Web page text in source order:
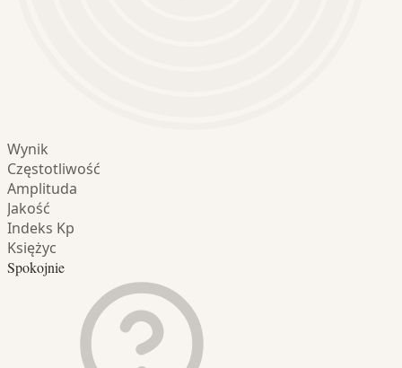
Wynik
Częstotliwość
Amplituda
Jakość
Indeks Kp
Księżyc
Spokojnie